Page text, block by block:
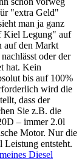
"extra Geld"
man ja ganz
Kiel Legung" auf
auf den Markt
oder der
hat. Kein
bis auf 100%
wird die
dass der
Sie z.B. die
– immer 2.0l
Motor. Nur die
Leistung entsteht.
Diesel